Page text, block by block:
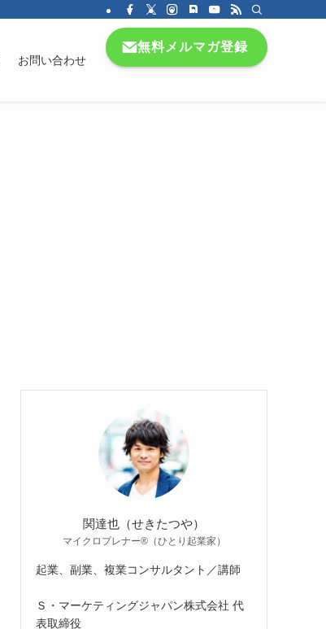
お問い合わせ
無料メルマガ登録
関達也（せきたつや）
マイクロプレナー®（ひとり起業家）
起業、副業、複業コンサルタント／講師
Ｓ・マーケティングジャパン株式会社 代
表取締役